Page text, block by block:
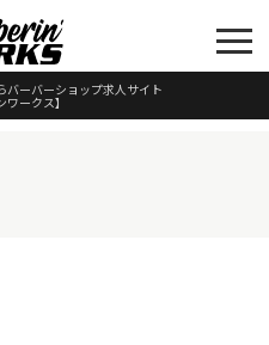
バーバーショップ求人サイト
ークス】